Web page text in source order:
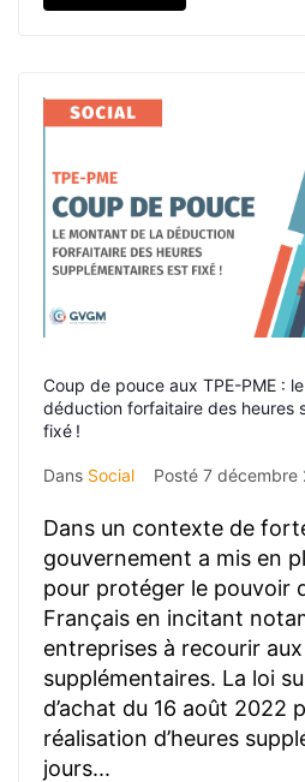
Coup de pouce aux TPE-PME :
déduction forfaitaire des heures
fixé !
Dans Social Posté 7 décembre
Dans un contexte de
gouvernement a mis en
pour protéger le pouvoir
Français en incitant
entreprises à recourir
supplémentaires. La loi
d’achat du 16 août 2022
réalisation d’heures
jours...